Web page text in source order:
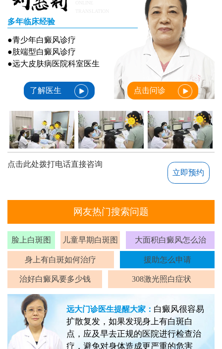
多年临床经验
●青少年白癜风诊疗
●肢端型白癜风诊疗
●远大皮肤病医院科室医生
了解医生 点击问诊
点击此处拨打电话直接咨询
立即预约
网友热门搜索问题
脸上白斑图 儿童早期白斑图 大面积白癜风怎么治
身上有白斑如何治疗 援助怎么申请
治好白癜风要多少钱 308激光照白症状
远大门诊医生提醒大家： 白癜风很容易
扩散复发，如果发现身上有白斑白
点，应及早去正规的医院进行检查治
疗，避免对身体造成更严重的危害